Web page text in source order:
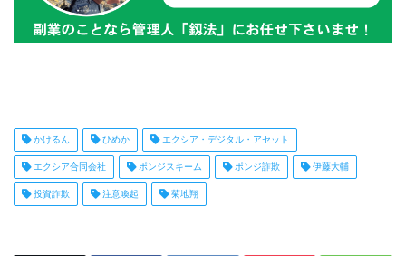
かけるん ひめか エクシア・デジタル・アセット
エクシア合同会社 ポンジスキーム ポンジ詐欺 伊藤大輔
投資詐欺 注意喚起 菊地翔